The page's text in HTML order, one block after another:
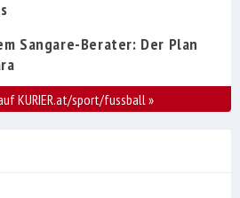
Sangare-Berater: Der Plan
KURIER.at/sport/fussball»